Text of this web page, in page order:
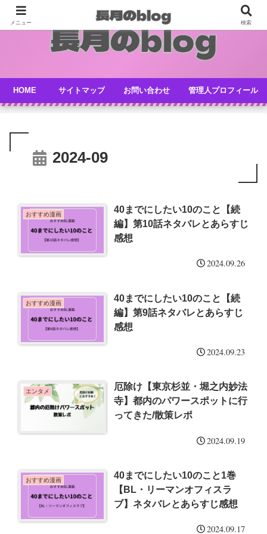
HOME サイトマップ お問い合わせ 管理人プロフィール
2024-09
おすすめ漫画
40までにしたい10のこと【続
編】第10話ネタバレとあらすじ
感想
2024.09.26
おすすめ漫画
40までにしたい10のこと【続
編】第9話ネタバレとあらすじ
感想
2024.09.23
エンタメ
厄除け【東京杉並・堀之内妙法
寺】都内のパワースポットに行
ってきた/散策レポ
2024.09.19
おすすめ漫画
40までにしたい10のこと1巻
【BL・リーマンオフィスラ
ブ】ネタバレとあらすじ感想
2024.09.17
メニュー 検索